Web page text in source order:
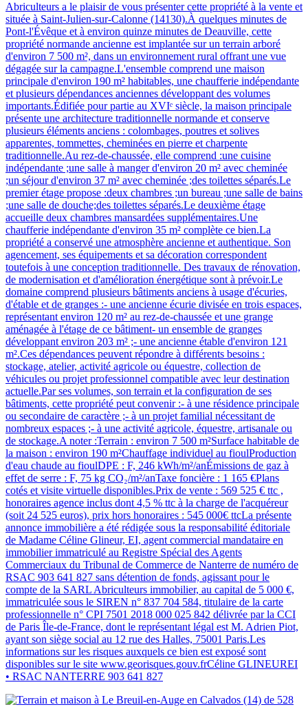
Abriculteurs a le plaisir de vous présenter cette propriété à la vente et
située à Saint-Julien-sur-Calonne (14130).À quelques minutes de
Pont-l'Évêque et à environ quinze minutes de Deauville, cette
propriété normande ancienne est implantée sur un terrain arboré
d'environ 7 500 m², dans un environnement rural offrant une vue
dégagée sur la campagne.L'ensemble comprend une maison
principale d'environ 190 m² habitables, une chaufferie indépendante
et plusieurs dépendances anciennes développant des volumes
importants.Édifiée pour partie au XVIᵉ siècle, la maison principale
présente une architecture traditionnelle normande et conserve
plusieurs éléments anciens : colombages, poutres et solives
apparentes, tommettes, cheminées en pierre et charpente
traditionnelle.Au rez-de-chaussée, elle comprend :une cuisine
indépendante ;une salle à manger d'environ 20 m² avec cheminée
;un séjour d'environ 37 m² avec cheminée ;des toilettes séparés.Le
premier étage propose :deux chambres ;un bureau ;une salle de bains
;une salle de douche;des toilettes séparés.Le deuxième étage
accueille deux chambres mansardées supplémentaires.Une
chaufferie indépendante d'environ 35 m² complète ce bien.La
propriété a conservé une atmosphère ancienne et authentique. Son
agencement, ses équipements et sa décoration correspondent
toutefois à une conception traditionnelle. Des travaux de rénovation,
de modernisation et d'amélioration énergétique sont à prévoir.Le
domaine comprend plusieurs bâtiments anciens à usage d'écuries,
d'étable et de granges :- une ancienne écurie divisée en trois espaces,
représentant environ 120 m² au rez-de-chaussée et une grange
aménagée à l'étage de ce bâtiment- un ensemble de granges
développant environ 203 m² ;- une ancienne étable d'environ 121
m².Ces dépendances peuvent répondre à différents besoins :
stockage, atelier, activité agricole ou équestre, collection de
véhicules ou projet professionnel compatible avec leur destination
actuelle.Par ses volumes, son terrain et la configuration de ses
bâtiments, cette propriété peut convenir :- à une résidence principale
ou secondaire de caractère ;- à un projet familial nécessitant de
nombreux espaces ;- à une activité agricole, équestre, artisanale ou
de stockage.A noter :Terrain : environ 7 500 m²Surface habitable de
la maison : environ 190 m²Chauffage individuel au fioulProduction
d'eau chaude au fioulDPE : F, 246 kWh/m²/anÉmissions de gaz à
effet de serre : F, 75 kg CO₂/m²/anTaxe foncière : 1 165 €Plans
cotés et visite virtuelle disponibles.Prix de vente : 569 525 € ttc ,
honoraires agence inclus dont 4,5 % ttc à la charge de l'acquéreur
(soit 24 525 euros), prix hors honoraires : 545 000€ ttcLa présente
annonce immobilière a été rédigée sous la responsabilité éditoriale
de Madame Céline Glineur, EI, agent commercial mandataire en
immobilier immatriculé au Registre Spécial des Agents
Commerciaux du Tribunal de Commerce de Nanterre de numéro de
RSAC 903 641 827 sans détention de fonds, agissant pour le
compte de la SARL Abriculteurs immobilier, au capital de 5 000 €,
immatriculée sous le SIREN n° 837 704 584, titulaire de la carte
professionnelle n° CPI 7501 2018 000 025 842 délivrée par la CCI
de Paris Île-de-France, dont le représentant légal est M. Adrien Piot,
ayant son siège social au 12 rue des Halles, 75001 Paris.Les
informations sur les risques auxquels ce bien est exposé sont
disponibles sur le site www.georisques.gouv.frCéline GLINEUREI
• RSAC NANTERRE 903 641 827